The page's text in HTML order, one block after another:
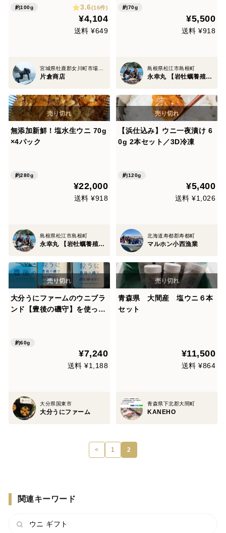
約100g 3.6(16件)
¥4,104
送料 ¥649
片倉商店
約70g
¥5,500
送料 ¥918
島根県松江市島根町
永幸丸 【岩牡蠣養殖・素潜り】
無添加新鮮！塩水生ウニ 70g
×4パック
約280g
¥22,000
送料 ¥918
島根県松江市島根町
永幸丸 【岩牡蠣養殖・素潜り】
【浜仕込み】ウニ一夜漬け 6
0g 2本セット／3D冷凍
約120g
¥5,400
送料 ¥1,026
北海道寿都郡寿都町
マルホン小西漁業
大分うにファームのウニブラ
ンド【豊後の磯守】を使った
約60g
¥7,240
送料 ¥1,188
大分県国東市
大分うにファーム
青森県 大間産 塩ウニ６本
セット
¥11,500
送料 ¥864
青森県下北郡大間町
KANEHO
< 1 2
関連キーワード
ウニ ギフト